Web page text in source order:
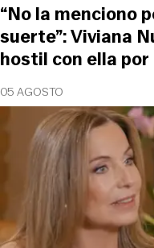
05 AGOSTO
“No la menciono
suerte”: Viviana
hostil con ella